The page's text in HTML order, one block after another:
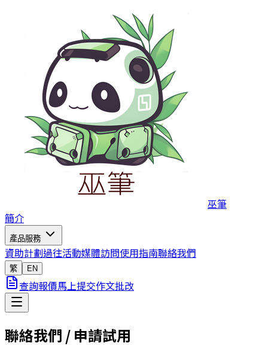
巫筆
簡介
產品服務
資助計劃過往活動媒體訪問使用指南聯絡我們
繁 EN
查詢報價馬上提交作文批改
聯絡我們 / 申請試用